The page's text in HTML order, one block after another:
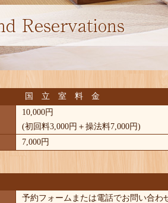
国 立 室 料 金
10,000円
(初回料3,000円＋操法料7,000円)
7,000円
予約フォームまたは電話でお問い合